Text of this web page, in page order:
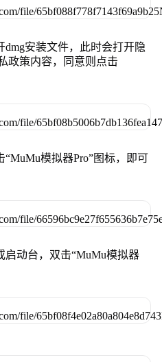
dmg安装文件，此时会打开隐
政策内容，同意则点击
模拟器Pro”图标，即可
启动台，双击“MuMu模拟器